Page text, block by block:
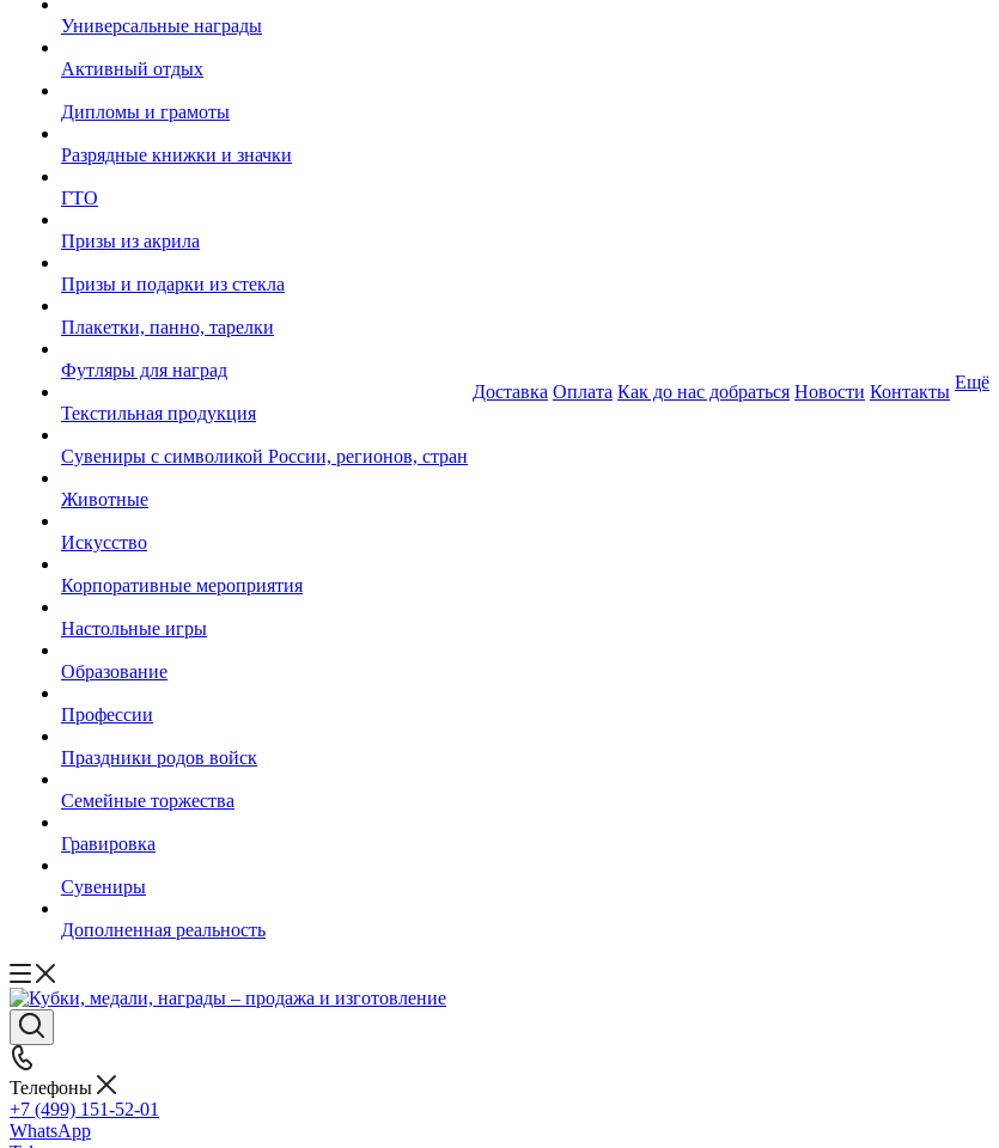
Универсальные награды
Активный отдых
Дипломы и грамоты
Разрядные книжки и значки
ГТО
Призы из акрила
Призы и подарки из стекла
Плакетки, панно, тарелки
Футляры для наград
Текстильная продукция
Сувениры с символикой России, регионов, стран
Животные
Искусство
Корпоративные мероприятия
Настольные игры
Образование
Профессии
Праздники родов войск
Семейные торжества
Гравировка
Сувениры
Дополненная реальность
Доставка Оплата Как до нас добраться Новости Контакты Ещё
Телефоны
+7 (499) 151-52-01
WhatsApp